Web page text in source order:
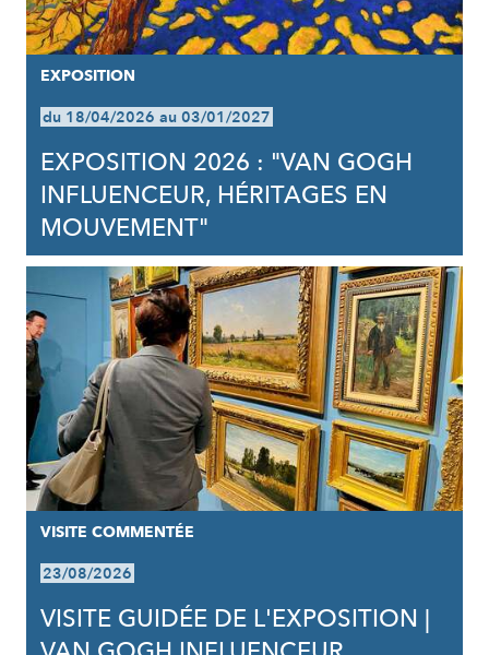
EXPOSITION
du 18/04/2026 au 03/01/2027
EXPOSITION 2026 : "VAN GOGH
INFLUENCEUR, HÉRITAGES EN
MOUVEMENT"
VISITE COMMENTÉE
23/08/2026
VISITE GUIDÉE DE L'EXPOSITION |